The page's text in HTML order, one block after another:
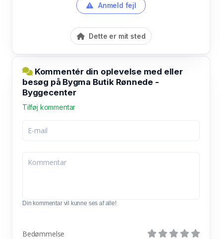
Anmeld fejl
Dette er mit sted
Kommentér din oplevelse med eller
besøg på Bygma Butik Rønnede -
Byggecenter
Tilføj kommentar
Din kommentar vil kunne ses af alle!
Bedømmelse